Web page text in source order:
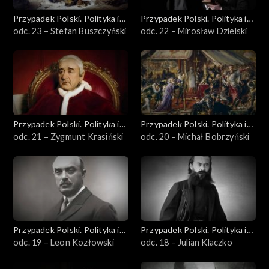
Przypadek Polski. Polityka i
idee
odc. 23 – Stefan Buszczyński
Przypadek Polski. Polityka i
idee
odc. 22 – Mirosław Dzielski
Przypadek Polski. Polityka i
idee
odc. 21 – Zygmunt Krasiński
Przypadek Polski. Polityka i
idee
odc. 20 – Michał Bobrzyński
Przypadek Polski. Polityka i
idee
odc. 19 – Leon Kozłowski
Przypadek Polski. Polityka i
idee
odc. 18 – Julian Klaczko